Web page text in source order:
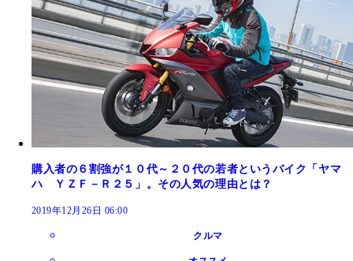
購入者の６割強が１０代～２０代の若者というバイク「ヤマ
ハ ＹＺＦ－Ｒ２５」。その人気の理由とは？
2019年12月26日 06:00
クルマ